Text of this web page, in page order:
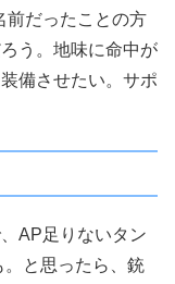
前だったことの方
う。地味に命中が
備させたい。サポ
AP足りないタン
と思ったら、銃